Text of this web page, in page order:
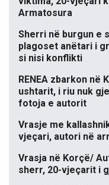
Armatosura
Sherri në burgun e
plagoset anëtari i
si nisi konflikti
RENEA zbarkon në
ushtarit, i riu nuk
fotoja e autorit
Vrasje me
vjeçari, autori në
Vrasja në Korçë/
sherr, 20-vjeçarit i